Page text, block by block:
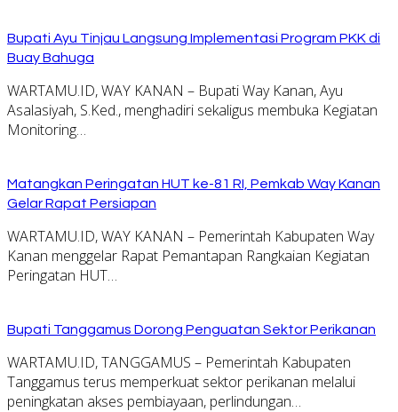
Bupati Ayu Tinjau Langsung Implementasi Program PKK di
Buay Bahuga
WARTAMU.ID, WAY KANAN – Bupati Way Kanan, Ayu
Asalasiyah, S.Ked., menghadiri sekaligus membuka Kegiatan
Monitoring…
Matangkan Peringatan HUT ke-81 RI, Pemkab Way Kanan
Gelar Rapat Persiapan
WARTAMU.ID, WAY KANAN – Pemerintah Kabupaten Way
Kanan menggelar Rapat Pemantapan Rangkaian Kegiatan
Peringatan HUT…
Bupati Tanggamus Dorong Penguatan Sektor Perikanan
WARTAMU.ID, TANGGAMUS – Pemerintah Kabupaten
Tanggamus terus memperkuat sektor perikanan melalui
peningkatan akses pembiayaan, perlindungan…